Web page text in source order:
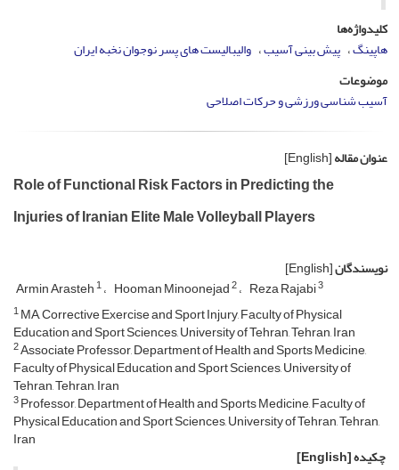
کلیدواژه‌ها
هاپینگ پیش ­بینی آسیب والیبالیست ­های پسر نوجوان نخبه ایران
موضوعات
آسیب شناسی ورزشی و حرکات اصلاحی
عنوان مقاله[English]
Role of Functional Risk Factors in Predicting the
Injuries of Iranian Elite Male Volleyball Players
نویسندگان[English]
Armin Arasteh1 Hooman Minoonejad2 Reza Rajabi3
1MA, Corrective Exercise and Sport Injury, Faculty of Physical
Education and Sport Sciences, University of Tehran, Tehran, Iran
2Associate Professor, Department of Health and Sports Medicine,
Faculty of Physical Education and Sport Sciences, University of
Tehran, Tehran, Iran
3Professor, Department of Health and Sports Medicine, Faculty of
Physical Education and Sport Sciences, University of Tehran, Tehran,
Iran
چکیده[English]